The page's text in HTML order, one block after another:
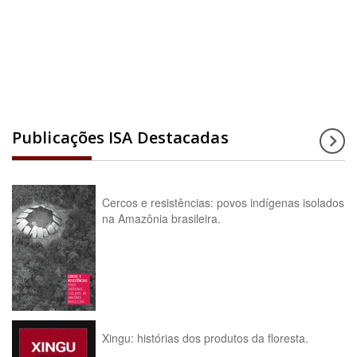
Publicações ISA Destacadas
Cercos e resistências: povos indígenas isolados
na Amazônia brasileira.
Xingu: histórias dos produtos da floresta.